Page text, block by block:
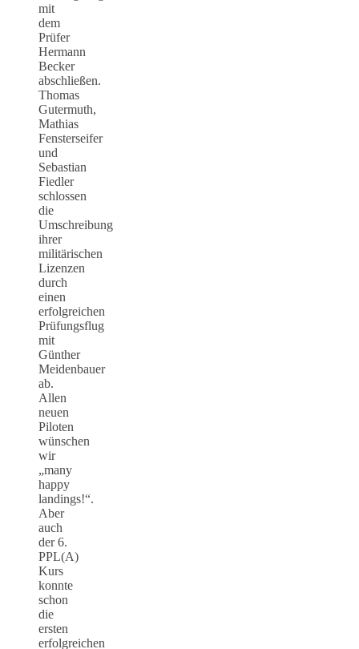
mit
dem
Prüfer
Hermann
Becker
abschließen.
Thomas
Gutermuth,
Mathias
Fensterseifer
und
Sebastian
Fiedler
schlossen
die
Umschreibung
ihrer
militärischen
Lizenzen
durch
einen
erfolgreichen
Prüfungsflug
mit
Günther
Meidenbauer
ab.
Allen
neuen
Piloten
wünschen
wir
„many
happy
landings!“.
Aber
auch
der 6.
PPL(A)
Kurs
konnte
schon
die
ersten
erfolgreichen